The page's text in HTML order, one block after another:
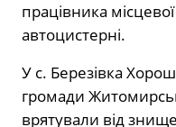
працівника
автоцистерні.
У с. Березівка
громади
врятували від